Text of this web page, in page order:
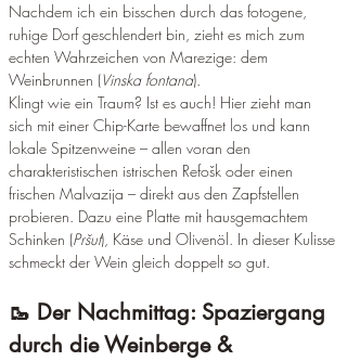
Nachdem ich ein bisschen durch das fotogene,
ruhige Dorf geschlendert bin, zieht es mich zum
echten Wahrzeichen von Marezige: dem
Weinbrunnen (Vinska fontana).
Klingt wie ein Traum? Ist es auch! Hier zieht man
sich mit einer Chip-Karte bewaffnet los und kann
lokale Spitzenweine – allen voran den
charakteristischen istrischen Refošk oder einen
frischen Malvazija – direkt aus den Zapfstellen
probieren. Dazu eine Platte mit hausgemachtem
Schinken (Pršut), Käse und Olivenöl. In dieser Kulisse
schmeckt der Wein gleich doppelt so gut.
🥾 Der Nachmittag: Spaziergang
durch die Weinberge &